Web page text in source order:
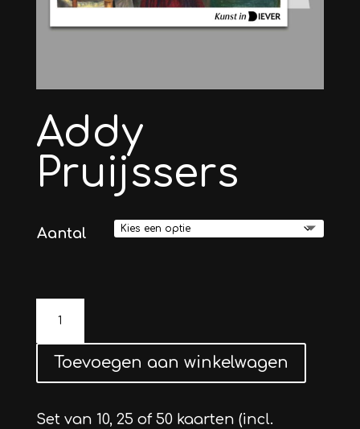
Addy
Pruijssers
Aantal
aantal
Toevoegen aan winkelwagen
Set van 10, 25 of 50 kaarten (incl.